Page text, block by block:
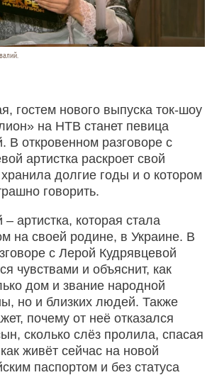
гостем нового выпуска ток-шоу
на НТВ станет певица
В откровенном разговоре с
артистка раскроет свой
хранила долгие годы и о котором
говорить.
артистка, которая стала
на своей родине, в Украине. В
с Лерой Кудрявцевой
чувствами и объяснит, как
дом и звание народной
но и близких людей. Также
почему от неё отказался
сколько слёз пролила, спасая
живёт сейчас на новой
паспортом и без статуса